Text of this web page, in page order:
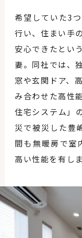
希望していた3
行い、住まい手
安心できたとい
妻。同社では、
窓や玄関ドア、
み合わせた高性
住宅システム」
災で被災した豊
間も無暖房で
高い性能を有しま